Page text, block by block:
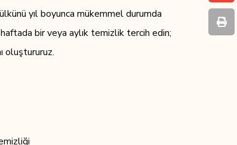
yıl boyunca mükemmel durumda
bir veya aylık temizlik tercih edin;
oluştururuz.